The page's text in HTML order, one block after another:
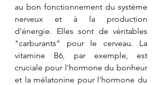
au bon fonctionnement du système
nerveux et à la production
d'énergie. Elles sont de véritables
"carburants" pour le cerveau. La
vitamine B6, par exemple, est
cruciale pour l'hormone du bonheur
et la mélatonine pour l'hormone du